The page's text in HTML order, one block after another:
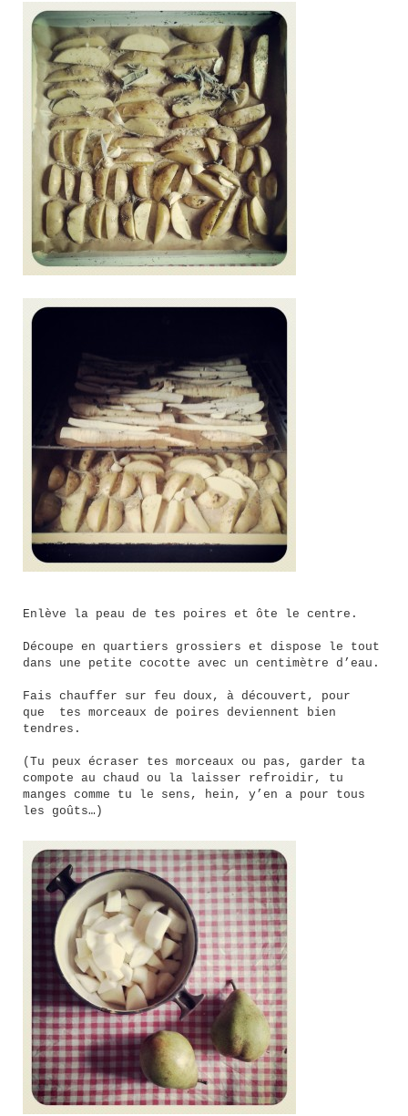
Enlève la peau de tes poires et ôte le centre.
Découpe en quartiers grossiers et dispose le tout
dans une petite cocotte avec un centimètre d’eau.
Fais chauffer sur feu doux, à découvert, pour
que tes morceaux de poires deviennent bien
tendres.
(Tu peux écraser tes morceaux ou pas, garder ta
compote au chaud ou la laisser refroidir, tu
manges comme tu le sens, hein, y’en a pour tous
les goûts…)